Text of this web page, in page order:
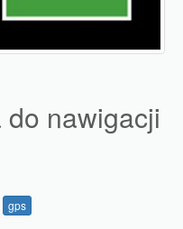
nawigacji
gps